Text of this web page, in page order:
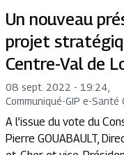
Un nouveau
projet
Centre-Val de
08 sept. 2022 - 19:24
Communiqué-GIP e-Santé
A l’issue du vote du
Pierre GOUABAULT,